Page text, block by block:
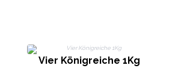
Vier Königreiche 1Kg